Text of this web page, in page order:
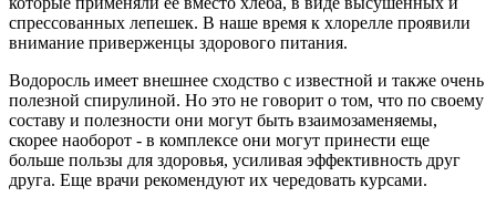
спрессованных лепешек. В наше время к хлорелле проявили
внимание приверженцы здорового питания.
Водоросль имеет внешнее сходство с известной и также очень
полезной спирулиной. Но это не говорит о том, что по своему
составу и полезности они могут быть взаимозаменяемы,
скорее наоборот - в комплексе они могут принести еще
больше пользы для здоровья, усиливая эффективность друг
друга. Еще врачи рекомендуют их чередовать курсами.